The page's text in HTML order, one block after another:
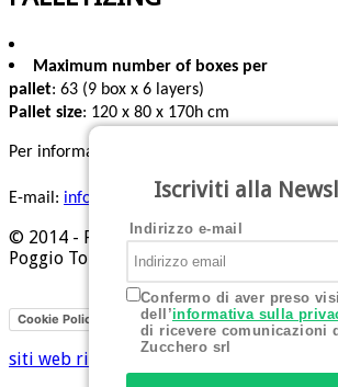
Maximum number of boxes per
pallet: 63 (9 box x 6 layers)
Pallet size: 120 x 80 x 170h cm
Per informazioni:
E-mail: info@personalzucchero.com
© 2014 - Personal Zucchero srl - Piazza
Poggio Torriana (RN)
Cookie Policy Privacy
siti web rimini Hi-Net
Iscriviti alla
Indirizzo e-mail
Confermo di aver preso
dell’informativa sulla
di ricevere comunicazioni
Zucchero srl